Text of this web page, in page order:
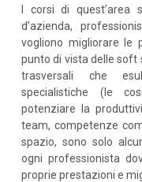
I corsi di quest’area
d’azienda,
vogliono migliorare le
punto di vista delle soft
trasversali che
specialistiche (le
potenziare la
team, competenze
spazio, sono solo
ogni professionista
proprie prestazioni e